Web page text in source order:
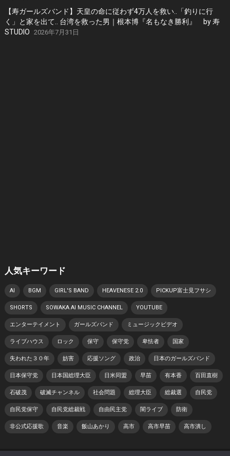
【寿ガールズバンド】天皇の命に従わず4万人を救い..「釣りに行
く」と家を出て.. 台湾を救った男｜根本博『名もなき勝利』 by 寿
STUDIO 2026年7月31日
人気キーワード
AI BGM GIRL'S BAND HEAVENESE 2.0 PICKUP富士見フサシ
SHORTS SOWAKA AI MUSIC CHANNEL YOUTUBE
エンターテイメント ガールズバンド ミュージックビデオ
ライブハウス ロック 保守 保守党 卑怯者 国家
失われた３０年 妨害 応援ソング 政治 日本のガールズバンド
日本保守党 日本国総理大臣 日米同盟 早苗 有本香 百田直樹
石破茂 破滅チャンネル 社会問題 総理大臣 総裁選 自民党
自民党保守 自民党総裁戦 自由民主党 闇ライブ 防衛
非公式応援歌 音楽 飯山あかり 高市 高市早苗 高市潰し